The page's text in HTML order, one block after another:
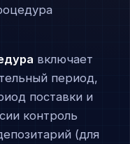
включает
период,
поставки и
контроль
(для